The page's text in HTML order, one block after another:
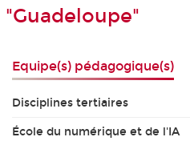
"Guadeloupe"
Equipe(s) pédagogique(s)
Disciplines tertiaires
École du numérique et de l'IA